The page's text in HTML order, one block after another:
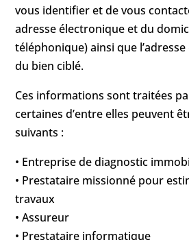
vous identifier et de vous
adresse électronique et du
téléphonique) ainsi que
du bien ciblé.
Ces informations sont traitées
certaines d’entre elles peuvent
suivants :
• Entreprise de diagnostic
• Prestataire missionné pour
travaux
• Assureur
• Prestataire informatique